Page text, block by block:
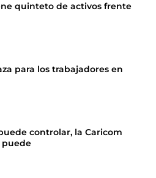
quinteto de activos frente
para los trabajadores en
controlar, la Caricom
puede